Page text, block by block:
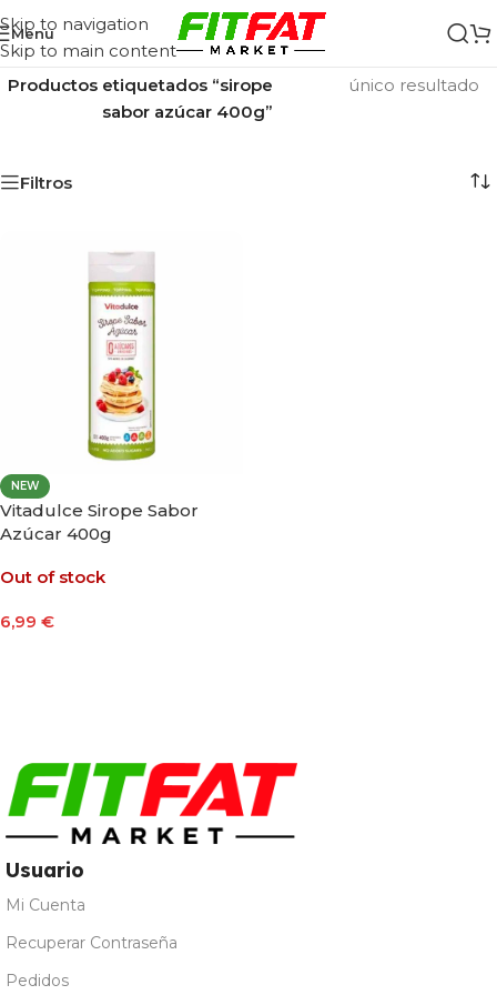
Skip to navigation
Skip to main content
Menu
Inicio/
Productos etiquetados “sirope
sabor azúcar 400g”
único resultado
Filtros
NEW
Vitadulce Sirope Sabor
Azúcar 400g
Out of stock
6,99 €
Usuario
Mi Cuenta
Recuperar Contraseña
Pedidos